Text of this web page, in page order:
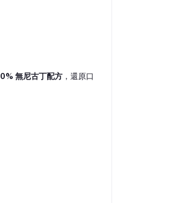
0% 無尼古丁配方，還原口